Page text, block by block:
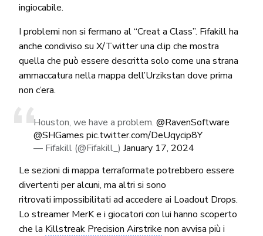
ingiocabile.
I problemi non si fermano al “Creat a Class”. Fifakill ha
anche condiviso su X/Twitter una clip che mostra
quella che può essere descritta solo come una strana
ammaccatura nella mappa dell’Urzikstan dove prima
non c’era.
Houston, we have a problem.@RavenSoftware
@SHGames pic.twitter.com/DeUqycip8Y
— Fifakill (@Fifakill_)January 17, 2024
Le sezioni di mappa terraformate potrebbero essere
divertenti per alcuni, ma altri si sono
ritrovati impossibilitati ad accedere ai Loadout Drops.
Lo streamer MerK e i giocatori con lui hanno scoperto
che la Killstreak Precision Airstrike non avvisa più i